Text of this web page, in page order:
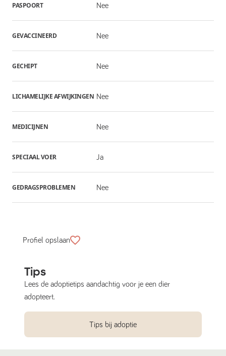
PASPOORT Nee
GEVACCINEERD Nee
GECHIPT Nee
LICHAMELIJKE AFWIJKINGEN Nee
MEDICIJNEN Nee
SPECIAAL VOER Ja
GEDRAGSPROBLEMEN Nee
Profiel opslaan
Tips
Lees de adoptietips aandachtig voor je een dier
adopteert.
Tips bij adoptie